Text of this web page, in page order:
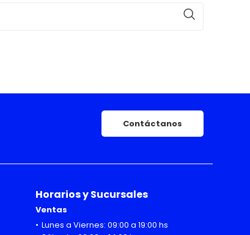
Contáctanos
Horarios y Sucursales
Ventas
Lunes a Viernes: 09:00 a 19:00 hs